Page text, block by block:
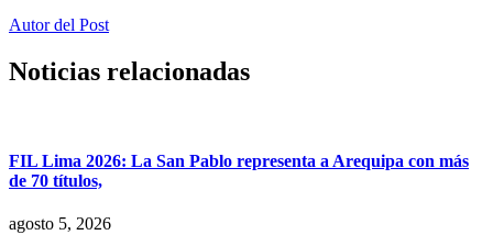
Autor del Post
Noticias relacionadas
FIL Lima 2026: La San Pablo representa a Arequipa con más
de 70 títulos,
agosto 5, 2026